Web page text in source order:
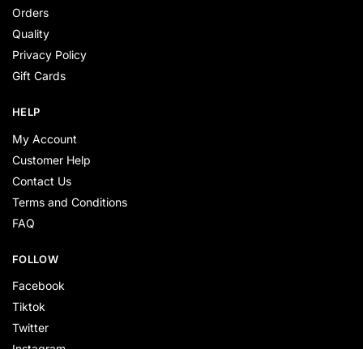
Orders
Quality
Privacy Policy
Gift Cards
HELP
My Account
Customer Help
Contact Us
Terms and Conditions
FAQ
FOLLOW
Facebook
Tiktok
Twitter